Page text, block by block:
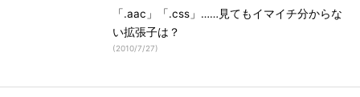
「.aac」「.css」……見てもイマイチ分からな
い拡張子は？
(2010/7/27)